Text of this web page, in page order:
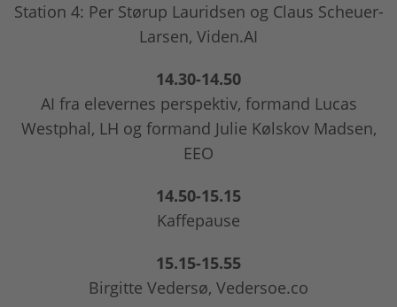
Station 4: Per Størup Lauridsen og Claus Scheuer-
Larsen, Viden.AI
14.30-14.50
AI fra elevernes perspektiv, formand Lucas
Westphal, LH og formand Julie Kølskov Madsen,
EEO
14.50-15.15
Kaffepause
15.15-15.55
Birgitte Vedersø, Vedersoe.co